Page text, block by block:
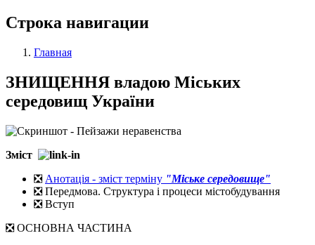
Строка навигации
Главная
ЗНИЩЕННЯ владою Міських
середовищ України
Зміст
❎ Анотація - зміст терміну "Міське середовище"
❎ Передмова. Структура і процеси містобудування
❎ Вступ
❎ ОСНОВНА ЧАСТИНА